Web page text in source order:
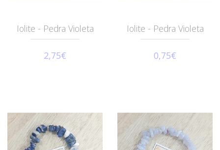
Iolite - Pedra Violeta
2,75€
Iolite - Pedra Violeta
0,75€